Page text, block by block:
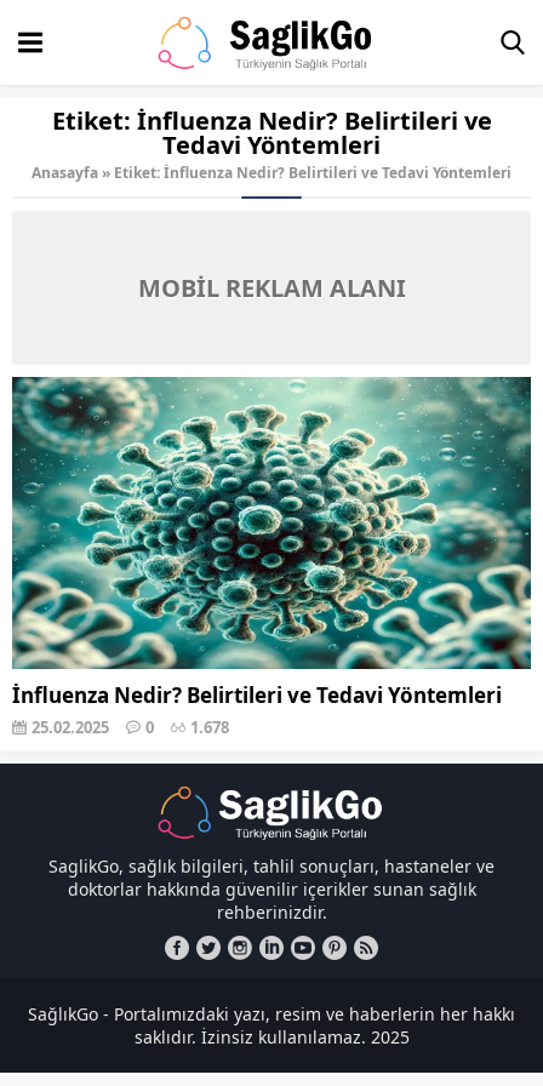
Etiket: İnfluenza Nedir? Belirtileri ve
Tedavi Yöntemleri
Anasayfa» Etiket: İnfluenza Nedir? Belirtileri ve Tedavi Yöntemleri
MOBİL REKLAM ALANI
İnfluenza Nedir? Belirtileri ve Tedavi Yöntemleri
25.02.2025 0 1.678
SaglikGo, sağlık bilgileri, tahlil sonuçları, hastaneler ve
doktorlar hakkında güvenilir içerikler sunan sağlık
rehberinizdir.
SağlıkGo - Portalımızdaki yazı, resim ve haberlerin her hakkı
saklıdır. İzinsiz kullanılamaz. 2025